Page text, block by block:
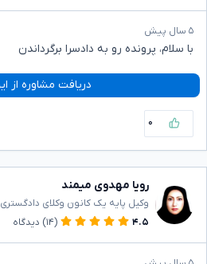
۵ سال پیش
با سلام، پرونده رو به دادسرا برگرداندن
دریافت مشاوره از
۰
رویا مهدوی میمند
وکیل پایه یک کانون وکلای دادگستری
۴.۵
(۱۴) دیدگاه